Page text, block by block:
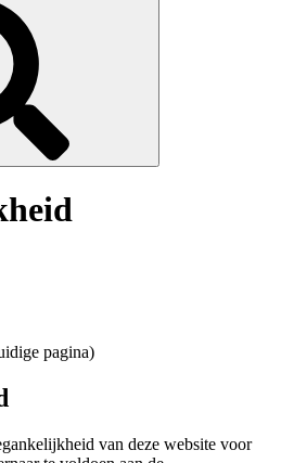
pagina)
van deze website voor